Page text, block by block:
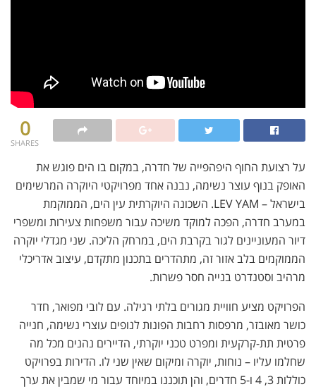
0
SHARES
על רצועת החוף היפהפייה של חדרה, במקום בו הים פוגש את
האופק בנוף עוצר נשימה, נבנה אחד מפרויקטי היוקרה המרשימים
בישראל – LEV YAM. השכונה היוקרתית עין הים, הממוקמת
במערב חדרה, הפכה למוקד משיכה עבור משפחות צעירות ומשפרי
דיור המעוניינים לגור בקרבת הים, במרחק הליכה. שני מגדלי יוקרה
הממוקמים בלב אזור זה, מתהדרים בתכנון מתקדם, עיצוב אדריכלי
מרהיב וסטנדרט בנייה חסר פשרות.
הפרויקט מציע חוויית מגורים בלתי רגילה. עם לובי מפואר, חדר
כושר מאובזר, מרפסות רחבות הפונות לנופים עוצרי נשימה, חנייה
פרטית תת-קרקעית ומפרט טכני יוקרתי, הדיירים נהנים מכל מה
שחלמו עליו – נוחות, יוקרה ומיקום שאין שני לו. הדירות בפרויקט
כוללות 3, 4 ו-5 חדרים, והן תוכננו במיוחד עבור מי שמבין את ערך